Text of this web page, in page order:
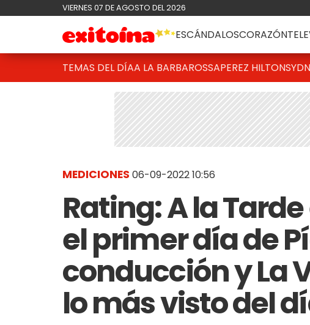
VIERNES 07 DE AGOSTO DEL 2026
ESCÁNDALOSCORAZÓN
TEMAS DEL DÍAA LA BARBAROSSAPEREZ HILTON
MEDICIONES 06-09-2022 10:56
Rating: A la
el primer día de
conducción y La
lo más visto del